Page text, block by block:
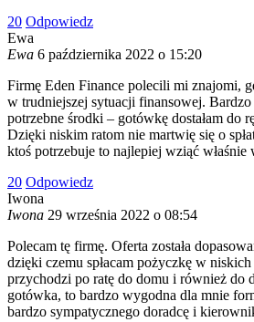
20 Odpowiedz
Ewa
Ewa 6 października 2022 o 15:20
Firmę Eden Finance polecili mi znajomi,
w trudniejszej sytuacji finansowej. Bardzo
potrzebne środki – gotówkę dostałam do
Dzięki niskim ratom nie martwię się o
ktoś potrzebuje to najlepiej wziąć właśnie
20 Odpowiedz
Iwona
Iwona 29 września 2022 o 08:54
Polecam tę firmę. Oferta została
dzięki czemu spłacam pożyczkę w
przychodzi po ratę do domu i również do
gotówka, to bardzo wygodna dla mnie
bardzo sympatycznego doradcę i